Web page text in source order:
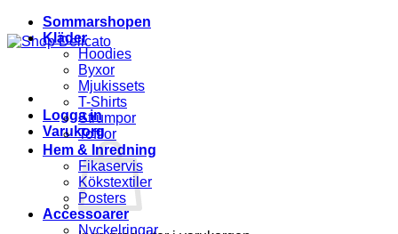
Logga in
Varukorg
Sommarshopen
Kläder
Hoodies
Byxor
Mjukissets
T-Shirts
Strumpor
Tofflor
Hem & Inredning
Fikaservis
Kökstextiler
Posters
Accessoarer
Nyckelringar